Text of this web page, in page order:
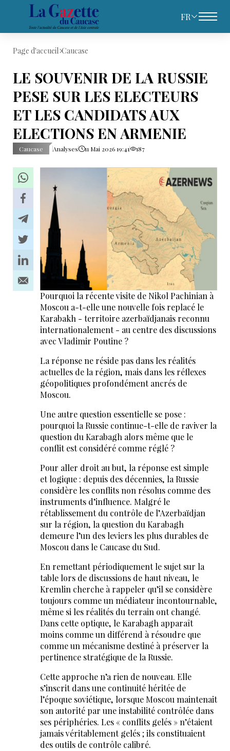
FR
Page d'accueil Caucase
LE SOUVENIR DE LA RUSSIE
PESE SUR LES ELECTEURS
ET LES CANDIDATS AUX
ELECTIONS EN ARMENIE
Caucase Analyses 11 Mai 2026 19:41 187
Pourquoi la récente visite de Nikol Pachinian à
Moscou a-t-elle une nouvelle fois replacé le
Karabakh - territoire azerbaïdjanais reconnu
internationalement - au centre des discussions
avec Vladimir Poutine ?
La réponse ne réside pas dans les réalités
actuelles de la région, mais dans les réflexes
géopolitiques profondément ancrés de
Moscou.
Une autre question essentielle se pose :
pourquoi la Russie continue-t-elle de raviver la
question du Karabagh alors même que le
conflit est considéré comme réglé ?
Pour aller droit au but, la réponse est simple
et logique : depuis des décennies, la Russie
considère les conflits non résolus comme des
instruments d’influence. Malgré le
rétablissement du contrôle de l’Azerbaïdjan
sur la région, la question du Karabagh
demeure l’un des leviers les plus durables de
Moscou dans le Caucase du Sud.
En remettant périodiquement le sujet sur la
table lors de discussions de haut niveau, le
Kremlin cherche à rappeler qu’il se considère
toujours comme un médiateur incontournable,
même si les réalités du terrain ont changé.
Dans cette optique, le Karabagh apparaît
moins comme un différend à résoudre que
comme un mécanisme destiné à préserver la
pertinence stratégique de la Russie.
Cette approche n’a rien de nouveau. Elle
s’inscrit dans une continuité héritée de
l’époque soviétique, lorsque Moscou maintenait
son autorité par une instabilité contrôlée dans
ses périphéries. Les « conflits gelés » n’étaient
jamais véritablement gelés ; ils constituaient
des outils de contrôle calibré.